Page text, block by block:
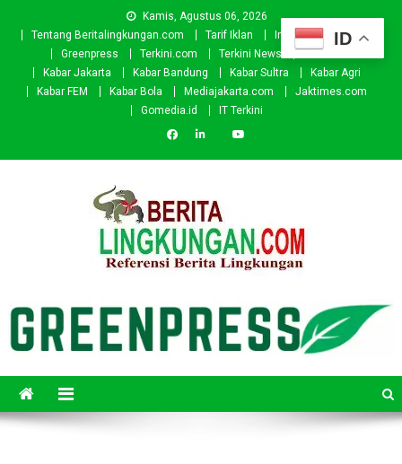
Kamis, Agustus 06, 2026
Tentang Beritalingkungan.com
Tarif Iklan Investor
Donasi
Greenpress
Terkini.com Terkini News
Kabar.id
Kabar Jakarta
Kabar Bandung Kabar Sultra
Kabar Agri
Kabar FEM
Kabar Bola Mediajakarta.com
Jaktimes.com
Gomedia.id
IT Terkini
ID